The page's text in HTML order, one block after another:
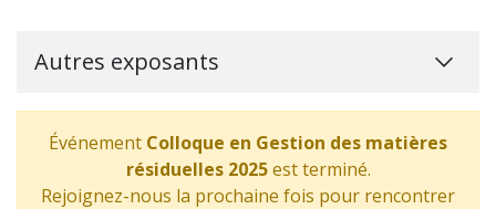
Autres exposants
Événement Colloque en Gestion des matières
résiduelles 2025est terminé.
Rejoignez-nous la prochaine fois pour rencontrer